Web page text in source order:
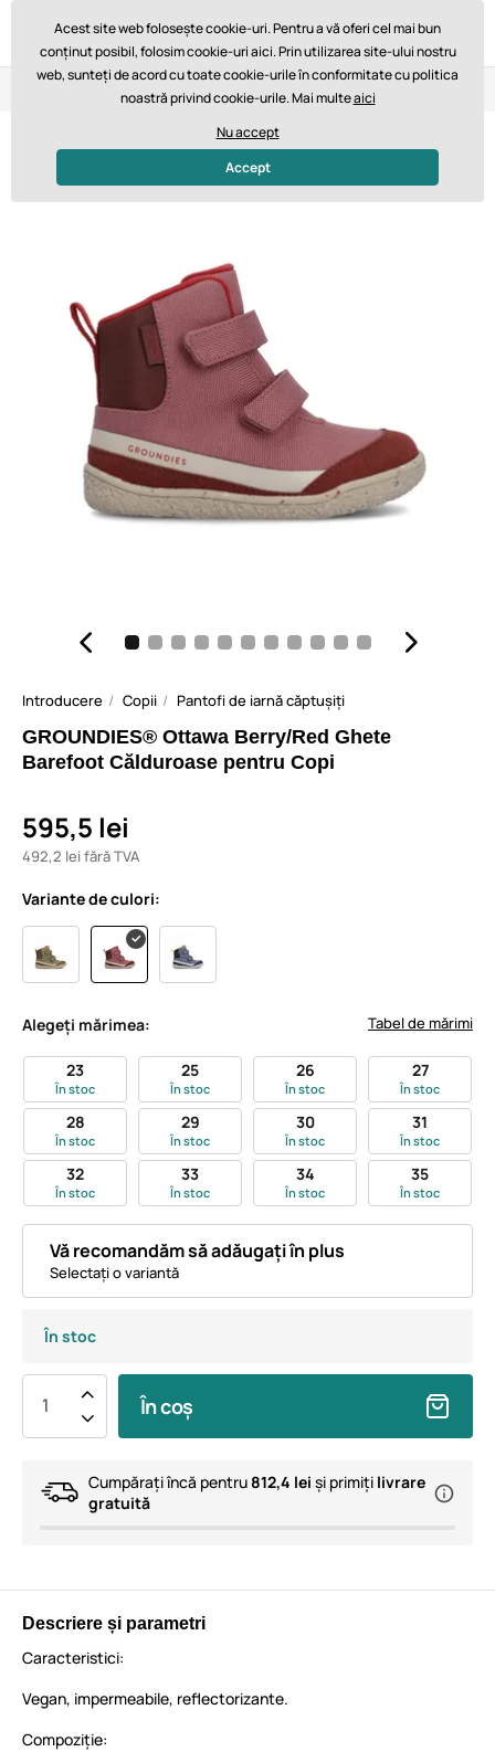
Retur în 14 zile Livrare rapidă de la 747,61 lei GRATUIT
Voděodolné
Introducere Copii Pantofi de iarnă căptușiți
GROUNDIES® Ottawa Berry/Red Ghete
Barefoot Călduroase pentru Copi
595,5 lei
492,2 lei fără TVA
Variante de culori:
Tabel de mărimi
Alegeți mărimea:
23
În stoc
25
În stoc
26
În stoc
27
În stoc
28
În stoc
29
În stoc
30
În stoc
31
În stoc
32
În stoc
33
În stoc
34
În stoc
35
În stoc
Vă recomandăm să adăugați în plus
Selectați o variantă
În stoc
În coș
Cumpărați încă pentru 812,4 lei și primiți livrare
gratuită
Descriere și parametri
Caracteristici:
Vegan, impermeabile, reflectorizante.
Compoziție:
Acest site web folosește cookie-uri. Pentru a vă oferi cel mai bun
conținut posibil, folosim cookie-uri aici. Prin utilizarea site-ului nostru
web, sunteți de acord cu toate cookie-urile în conformitate cu politica
noastră privind cookie-urile. Mai multeaici
Nu accept
Accept